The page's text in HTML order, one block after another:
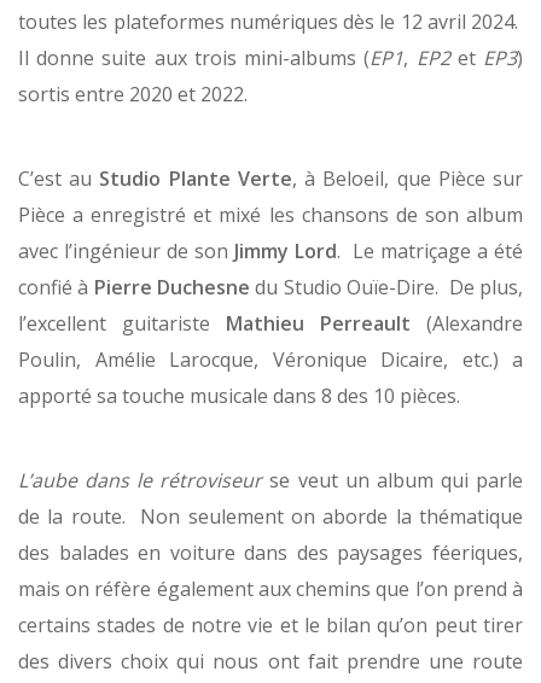
toutes les plateformes numériques dès le 12 avril 2024.
Il donne suite aux trois mini-albums (EP1, EP2et EP3)
sortis entre 2020 et 2022.
C’est au Studio Plante Verte, à Beloeil, que Pièce sur
Pièce a enregistré et mixé les chansons de son album
avec l’ingénieur de son Jimmy Lord. Le matriçage a été
confié à Pierre Duchesne du Studio Ouïe-Dire. De plus,
l’excellent guitariste Mathieu Perreault (Alexandre
Poulin, Amélie Larocque, Véronique Dicaire, etc.) a
apporté sa touche musicale dans 8 des 10 pièces.
L’aube dans le rétroviseurse veut un album qui parle
de la route. Non seulement on aborde la thématique
des balades en voiture dans des paysages féeriques,
mais on réfère également aux chemins que l’on prend à
certains stades de notre vie et le bilan qu’on peut tirer
des divers choix qui nous ont fait prendre une route